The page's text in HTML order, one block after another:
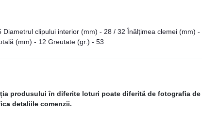
clipului interior (mm) - 28 / 32 Înălțimea clemei (mm) -
(mm) - 12 Greutate (gr.) - 53
produsului în diferite loturi poate diferită de fotografia de
detaliile comenzii.